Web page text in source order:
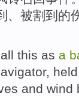
、被割到的
all this as a
and wind